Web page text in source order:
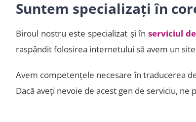
Suntem specializați în
Biroul nostru este specializat și în serviciul
raspândit folosirea internetului să avem un
Avem competențele necesare în traducerea
Dacă aveţi nevoie de acest gen de serviciu,